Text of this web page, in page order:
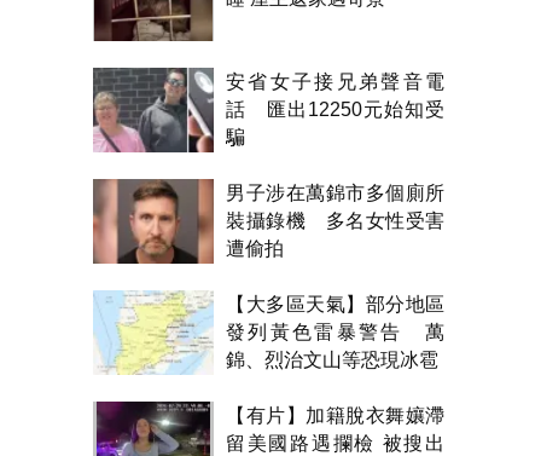
安省女子接兄弟聲音電
話 匯出12250元始知受
騙
男子涉在萬錦市多個廁所
裝攝錄機 多名女性受害
遭偷拍
【大多區天氣】部分地區
發列黃色雷暴警告 萬
錦、烈治文山等恐現冰雹
【有片】加籍脫衣舞孃滯
留美國路遇攔檢 被搜出